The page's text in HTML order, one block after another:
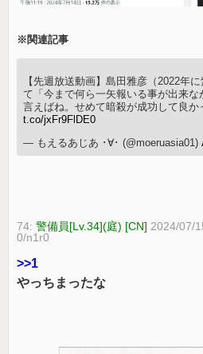
※関連記事
【先週放送動画】島田雅彦（2022年
て「今まで何ら一矢報いる事が出来
言えばね。せめて暗殺が成功して良
t.co/jxFr9FlDE0
— もえるあじあ ･∀･ (@moeruasia01)
74:警備員[Lv.34](庭) [CN] 2024/07/
0/n1r0
>>1
やっちまったな